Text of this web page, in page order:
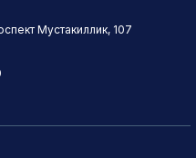
Мустакиллик, 107